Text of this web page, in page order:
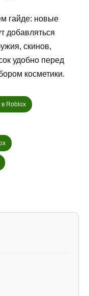
гайде: новые
добавляться
скинов,
удобно перед
косметики.
в Roblox